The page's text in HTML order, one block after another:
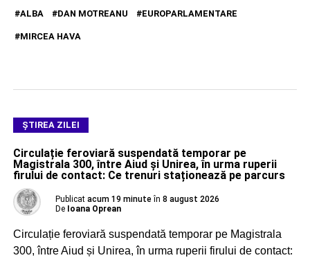
ALBA
DAN MOTREANU EUROPARLAMENTARE
MIRCEA HAVA
ŞTIREA ZILEI
Circulație feroviară suspendată temporar pe
Magistrala 300, între Aiud și Unirea, în urma ruperii
firului de contact: Ce trenuri staționează pe parcurs
Publicat acum 19 minute în 8 august 2026
De Ioana Oprean
Circulație feroviară suspendată temporar pe Magistrala
300, între Aiud și Unirea, în urma ruperii firului de contact: